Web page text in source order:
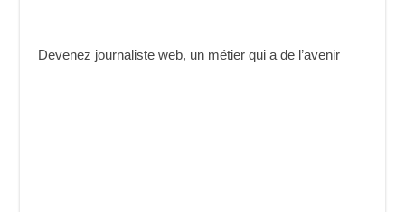
Devenez journaliste web, un métier qui a de l’avenir